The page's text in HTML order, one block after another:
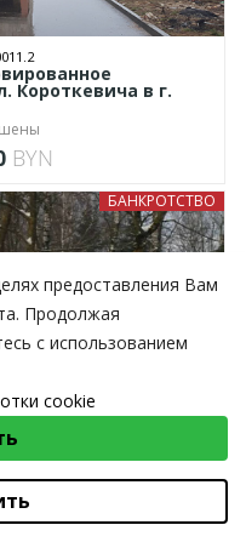
Короткевича в г.
BYN
БАНКРОТСТВО
инв. №281 по
р-н, г.п.
1.
BYN
предоставления Вам
Продолжая
с использованием
cookie